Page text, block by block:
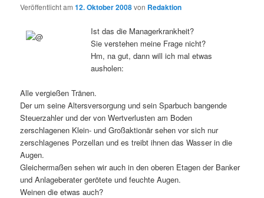
Veröffentlicht am12. Oktober 2008von Redaktion
Ist das die Managerkrankheit?
Sie verstehen meine Frage nicht?
Hm, na gut, dann will ich mal etwas
ausholen:
Alle vergießen Tränen.
Der um seine Altersversorgung und sein Sparbuch bangende
Steuerzahler und der von Wertverlusten am Boden
zerschlagenen Klein- und Großaktionär sehen vor sich nur
zerschlagenes Porzellan und es treibt ihnen das Wasser in die
Augen.
Gleichermaßen sehen wir auch in den oberen Etagen der Banker
und Anlageberater gerötete und feuchte Augen.
Weinen die etwas auch?